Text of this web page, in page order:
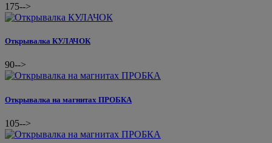
175-->
Открывалка КУЛАЧОК
90-->
Открывалка на магнитах ПРОБКА
105-->